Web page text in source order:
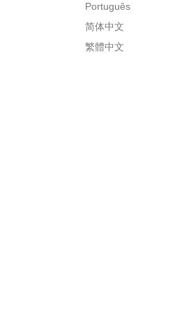
Português
简体中文
繁體中文